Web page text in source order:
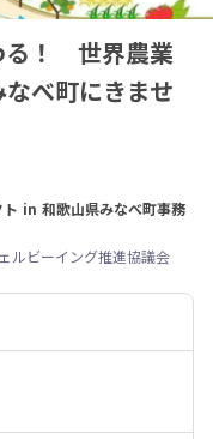
る！ 世界農業
べ町にきませ
in 和歌山県みなべ町事務
ルビーイング推進協議会